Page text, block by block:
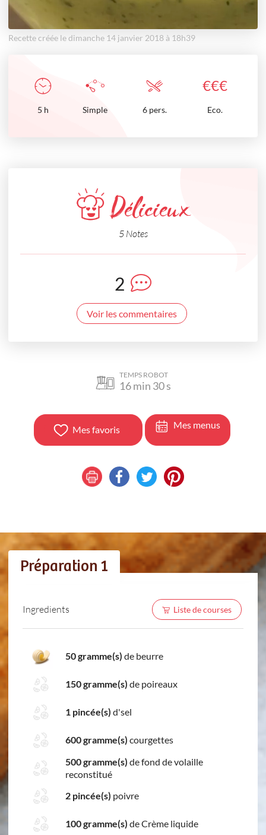
Recette créée le dimanche 14 janvier 2018 à 18h39
€€€
5 h Simple 6 pers. Eco.
Délicieux
5 Notes
2
Voir les commentaires
TEMPS ROBOT
16min 30s
Mes favoris Mes menus
Préparation 1
Ingredients Liste de courses
50 gramme(s) de beurre
150 gramme(s) de poireaux
1 pincée(s) d'sel
600 gramme(s) courgettes
500 gramme(s) de fond de volaille
reconstitué
2 pincée(s) poivre
100 gramme(s) de Crème liquide